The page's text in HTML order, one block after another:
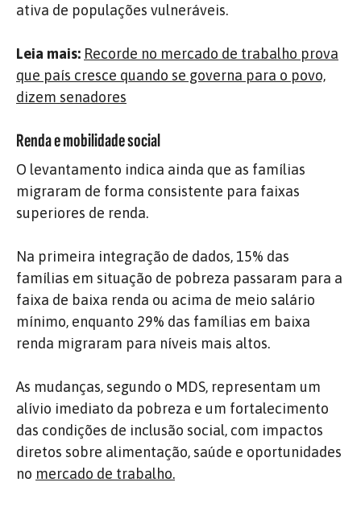
ativa de populações vulneráveis.
Leia mais: Recorde no mercado de trabalho prova
que país cresce quando se governa para o povo,
dizem senadores
Renda e mobilidade social
O levantamento indica ainda que as famílias
migraram de forma consistente para faixas
superiores de renda.
Na primeira integração de dados, 15% das
famílias em situação de pobreza passaram para a
faixa de baixa renda ou acima de meio salário
mínimo, enquanto 29% das famílias em baixa
renda migraram para níveis mais altos.
As mudanças, segundo o MDS, representam um
alívio imediato da pobreza e um fortalecimento
das condições de inclusão social, com impactos
diretos sobre alimentação, saúde e oportunidades
no mercado de trabalho.